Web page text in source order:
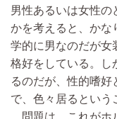
男性あるいは女性の
かを考えると、かな
学的に男なのだが女
格好をしている。し
るのだが、性的嗜好
で、色々居るという